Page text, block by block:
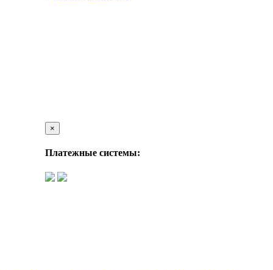
×
Платежные системы: